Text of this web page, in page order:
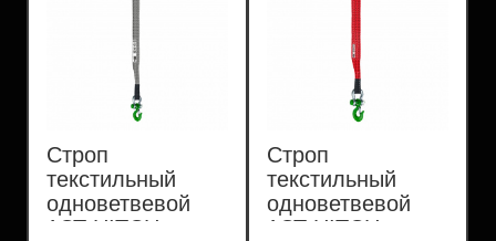
Строп
текстильный
одноветвевой
1СТ HITCH
Строп
текстильный
одноветвевой
1СТ HITCH